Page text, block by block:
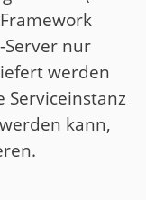
Server nur
werden
Serviceinstanz
kann,